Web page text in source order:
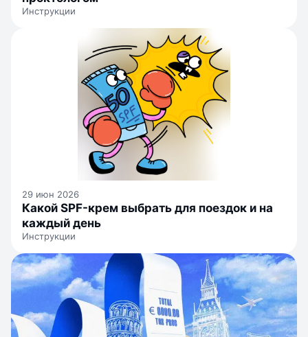
Инструкции
29 июн 2026
Какой SPF-крем выбрать для поездок и на
каждый день
Инструкции